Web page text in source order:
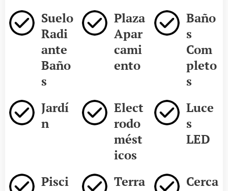
Suelo
Radi
ante
Baño
s
Plaza
Apar
cami
ento
Baño
s
Com
pleto
s
Jardí
n
Elect
rodo
mést
icos
Luce
s
LED
Pisci
Terra
Cerca